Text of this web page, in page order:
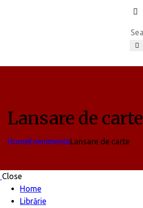
Lansare de carte
HomeEvenimenteLansare de carte
Close
Home
Librărie